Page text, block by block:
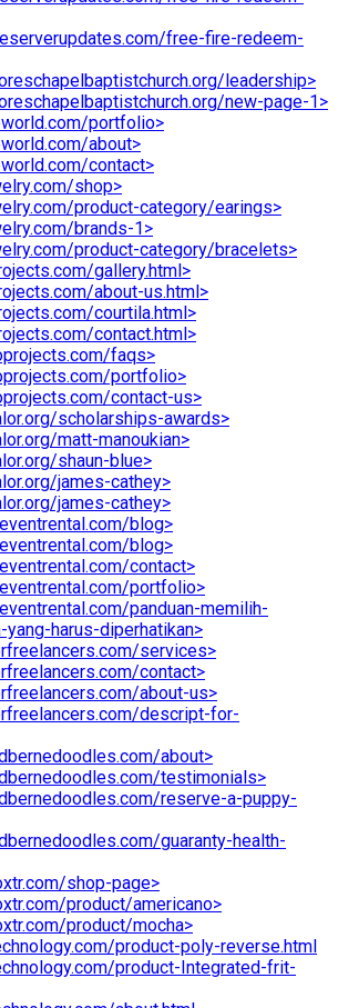
free-fire-redeem-
leadership>
new-page-1>
portfolio>
about>
contact>
shop>
product-category/earings>
brands-1>
product-category/bracelets>
gallery.html>
about-us.html>
courtila.html>
contact.html>
faqs>
portfolio>
contact-us>
scholarships-awards>
matt-manoukian>
shaun-blue>
james-cathey>
james-cathey>
blog>
blog>
contact>
portfolio>
panduan-memilih-
yang-harus-diperhatikan>
services>
contact>
about-us>
descript-for-
about>
testimonials>
reserve-a-puppy-
guaranty-health-
shop-page>
product/americano>
product/mocha>
product-poly-reverse.html
product-Integrated-frit-